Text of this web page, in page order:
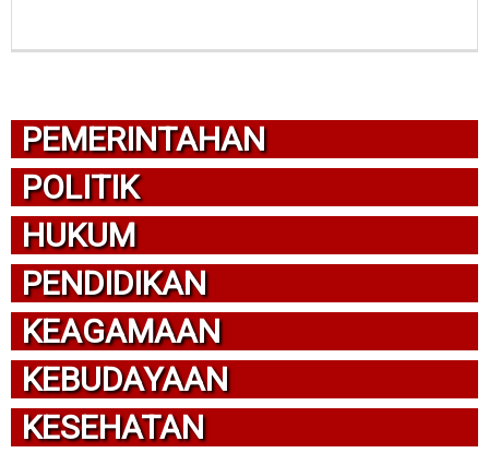
PEMERINTAHAN
POLITIK
HUKUM
PENDIDIKAN
KEAGAMAAN
KEBUDAYAAN
KESEHATAN